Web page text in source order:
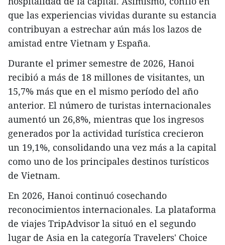
que las experiencias vividas durante su estancia
contribuyan a estrechar aún más los lazos de
amistad entre Vietnam y España.
Durante el primer semestre de 2026, Hanoi
recibió a más de 18 millones de visitantes, un
15,7% más que en el mismo período del año
anterior. El número de turistas internacionales
aumentó un 26,8%, mientras que los ingresos
generados por la actividad turística crecieron
un 19,1%, consolidando una vez más a la capital
como uno de los principales destinos turísticos
de Vietnam.
En 2026, Hanoi continuó cosechando
reconocimientos internacionales. La plataforma
de viajes TripAdvisor la situó en el segundo
lugar de Asia en la categoría Travelers' Choice